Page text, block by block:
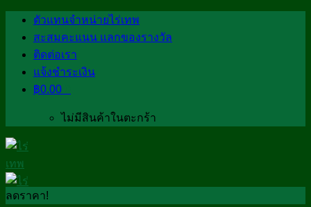
Skip
content
ตัวแทนจำหน่ายไร่เทพ
สะสมคะแนน แลกของรางวัล
ติดต่อเรา
แจ้งชำระเงิน
฿0.00
ไม่มีสินค้าในตะกร้า
ลดราคา!